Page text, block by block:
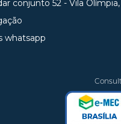
conjunto 52 - Vila
whatsapp